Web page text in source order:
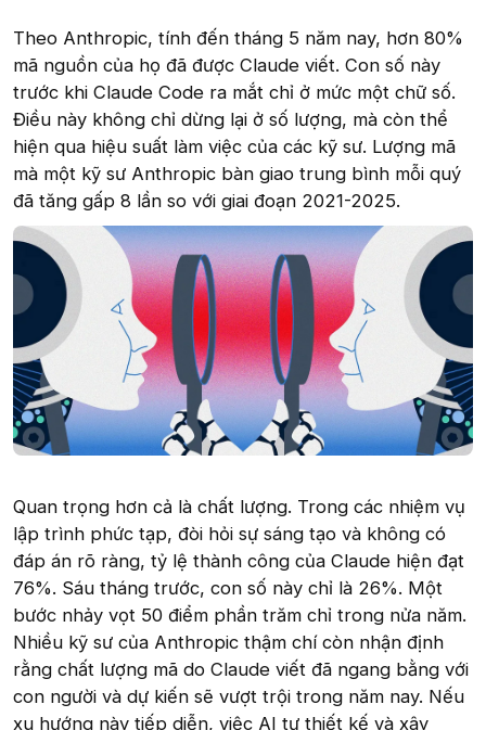
Theo Anthropic, tính đến tháng 5 năm nay, hơn 80%
mã nguồn của họ đã được Claude viết. Con số này
trước khi Claude Code ra mắt chỉ ở mức một chữ số.
Điều này không chỉ dừng lại ở số lượng, mà còn thể
hiện qua hiệu suất làm việc của các kỹ sư. Lượng mã
mà một kỹ sư Anthropic bàn giao trung bình mỗi quý
đã tăng gấp 8 lần so với giai đoạn 2021-2025.
Quan trọng hơn cả là chất lượng. Trong các nhiệm vụ
lập trình phức tạp, đòi hỏi sự sáng tạo và không có
đáp án rõ ràng, tỷ lệ thành công của Claude hiện đạt
76%. Sáu tháng trước, con số này chỉ là 26%. Một
bước nhảy vọt 50 điểm phần trăm chỉ trong nửa năm.
Nhiều kỹ sư của Anthropic thậm chí còn nhận định
rằng chất lượng mã do Claude viết đã ngang bằng với
con người và dự kiến sẽ vượt trội trong năm nay. Nếu
xu hướng này tiếp diễn, việc AI tự thiết kế và xây